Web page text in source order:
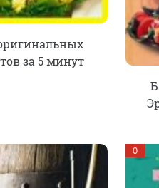
за 5 минут
0